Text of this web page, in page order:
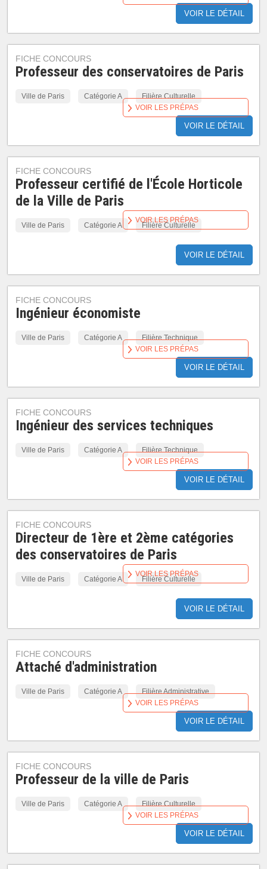
VOIR LE DÉTAIL
FICHE CONCOURS
Professeur des conservatoires de Paris
Ville de Paris Catégorie A Filière Culturelle
VOIR LE DÉTAIL
VOIR LES PRÉPAS
FICHE CONCOURS
Professeur certifié de l'École Horticole
de la Ville de Paris
Ville de Paris Catégorie A Filière Culturelle
VOIR LE DÉTAIL
VOIR LES PRÉPAS
FICHE CONCOURS
Ingénieur économiste
Ville de Paris Catégorie A Filière Technique
VOIR LE DÉTAIL
VOIR LES PRÉPAS
FICHE CONCOURS
Ingénieur des services techniques
Ville de Paris Catégorie A Filière Technique
VOIR LE DÉTAIL
VOIR LES PRÉPAS
FICHE CONCOURS
Directeur de 1ère et 2ème catégories
des conservatoires de Paris
Ville de Paris Catégorie A Filière Culturelle
VOIR LE DÉTAIL
VOIR LES PRÉPAS
FICHE CONCOURS
Attaché d'administration
Ville de Paris Catégorie A Filière Administrative
VOIR LE DÉTAIL
VOIR LES PRÉPAS
FICHE CONCOURS
Professeur de la ville de Paris
Ville de Paris Catégorie A Filière Culturelle
VOIR LE DÉTAIL
VOIR LES PRÉPAS